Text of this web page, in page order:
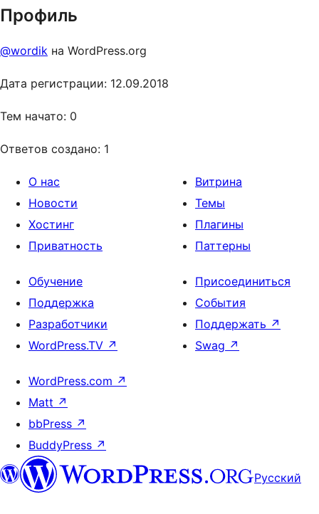
Профиль
@wordik на WordPress.org
Дата регистрации: 12.09.2018
Тем начато: 0
Ответов создано: 1
О нас
Новости
Хостинг
Приватность
Витрина
Темы
Плагины
Паттерны
Обучение
Поддержка
Разработчики
WordPress.TV ↗
Присоединиться
События
Поддержать ↗
Swag ↗
WordPress.com ↗
Matt ↗
bbPress ↗
BuddyPress ↗
Русский